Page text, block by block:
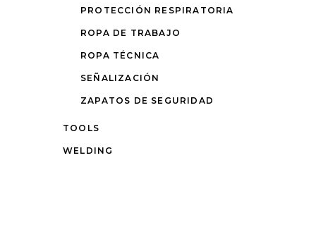
PROTECCIÓN RESPIRATORIA
ROPA DE TRABAJO
ROPA TÉCNICA
SEÑALIZACIÓN
ZAPATOS DE SEGURIDAD
TOOLS
WELDING